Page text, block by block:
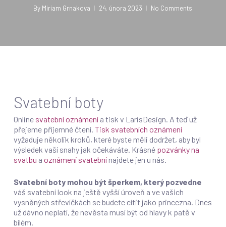
By Miriam Grnakova 24. února 2023 No Comments
Svatební boty
Online svatební oznámenía tisk v LarisDesign. A teď už
přejeme příjemné čtení. Tisk svatebních oznámení
vyžaduje několik kroků, které byste měli dodržet, aby byl
výsledek vaší snahy jak očekáváte. Krásné pozvánky na
svatbu a oznámení svatebnínajdete jen u nás.
Svatební boty mohou být šperkem, který pozvedne
váš svatební look na ještě vyšší úroveň a ve vašich
vysněných střevíčkách se budete cítit jako princezna. Dnes
už dávno neplatí, že nevěsta musí být od hlavy k patě v
bílém.